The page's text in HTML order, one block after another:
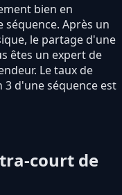
bien en
Après un
le partage d'une
êtes un expert de
Le taux de
d'une séquence est
court de